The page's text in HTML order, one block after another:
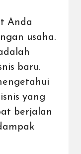
Anda
usaha.
baru.
yang
berjalan